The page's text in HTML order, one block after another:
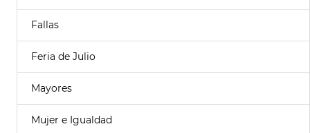
Fallas
Feria de Julio
Mayores
Mujer e Igualdad